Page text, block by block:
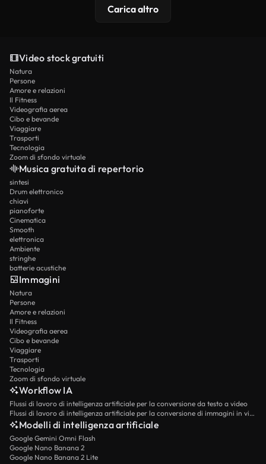
Carica altro
Video stock gratuiti
Natura
Persone
Amore e relazioni
Il Fitness
Videografia aerea
Cibo e bevande
Viaggiare
Trasporti
Tecnologia
Zoom di sfondo virtuale
Musica gratuita di repertorio
sintesi
Drum elettronico
chiavi
pianoforte
Cinematica
Smooth
elettronica
Ambiente
stringhe
batterie acustiche
Immagini
Natura
Persone
Amore e relazioni
Il Fitness
Videografia aerea
Cibo e bevande
Viaggiare
Trasporti
Tecnologia
Zoom di sfondo virtuale
Workflow IA
Flussi di lavoro di intelligenza artificiale per la conversione da testo a video
Flussi di lavoro di intelligenza artificiale per la conversione di immagini in video
Modelli di intelligenza artificiale
Google Gemini Omni Flash
Google Nano Banana 2
Google Nano Banana 2 Lite